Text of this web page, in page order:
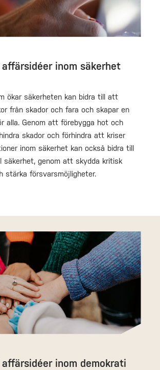
affärsidéer inom säkerhet
ökar säkerheten kan bidra till att
från skador och fara och skapar en
alla. Genom att förebygga hot och
skador och förhindra att kriser
inom säkerhet kan också bidra till
säkerhet, genom att skydda kritisk
stärka försvarsmöjligheter.
affärsidéer inom demokrati